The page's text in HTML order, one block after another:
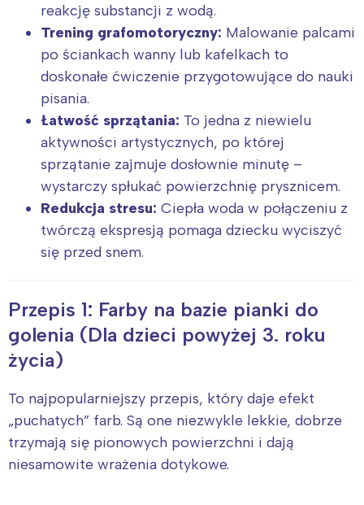
reakcję substancji z wodą.
Trening grafomotoryczny: Malowanie palcami
po ściankach wanny lub kafelkach to
doskonałe ćwiczenie przygotowujące do nauki
pisania.
Łatwość sprzątania: To jedna z niewielu
aktywności artystycznych, po której
sprzątanie zajmuje dosłownie minutę –
wystarczy spłukać powierzchnię prysznicem.
Redukcja stresu: Ciepła woda w połączeniu z
twórczą ekspresją pomaga dziecku wyciszyć
się przed snem.
Przepis 1: Farby na bazie pianki do
golenia (Dla dzieci powyżej 3. roku
życia)
To najpopularniejszy przepis, który daje efekt
„puchatych” farb. Są one niezwykle lekkie, dobrze
trzymają się pionowych powierzchni i dają
niesamowite wrażenia dotykowe.